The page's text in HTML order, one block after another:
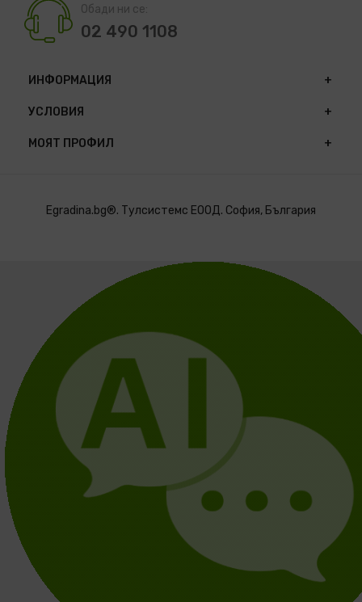
Обади ни се:
02 490 1108
ИНФОРМАЦИЯ
УСЛОВИЯ
МОЯТ ПРОФИЛ
Egradina.bg®. Тулсистемс ЕООД. София, България